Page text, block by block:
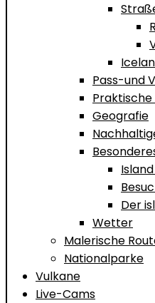
Pass-und
Geografie
Der
Wetter
Malerische
Nationalparke
Vulkane
Live-Cams